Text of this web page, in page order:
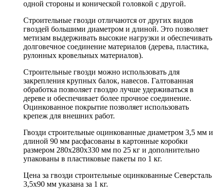
одной стороны и конической головкой с другой.
Строительные гвозди отличаются от других видов
гвоздей большими диаметром и длиной. Это позволяет
метизам выдерживать высокие нагрузки и обеспечивать
долговечное соединение материалов (дерева, пластика,
рулонных кровельных материалов).
Строительные гвозди можно использовать для
закрепления крупных балок, навесов. Галтованная
обработка позволяет гвоздю лучше удерживаться в
дереве и обеспечивает более прочное соединение.
Оцинкованное покрытие позволяет использовать
крепеж для внешних работ.
Гвозди строительные оцинкованные диаметром 3,5 мм и
длиной 90 мм расфасованы в картонные коробки
размером 280х280х330 мм по 25 кг и дополнительно
упакованы в пластиковые пакеты по 1 кг.
Цена за гвозди строительные оцинкованные Северсталь
3,5х90 мм указана за 1 кг.